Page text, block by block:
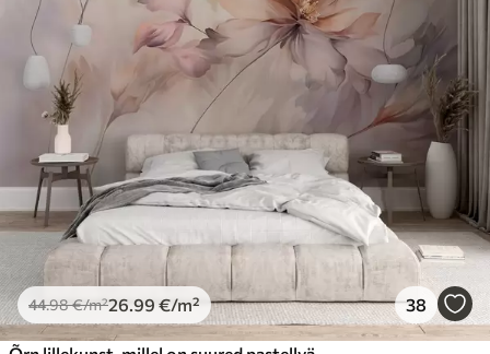
44.98€/m²26 .99 €/m² 38